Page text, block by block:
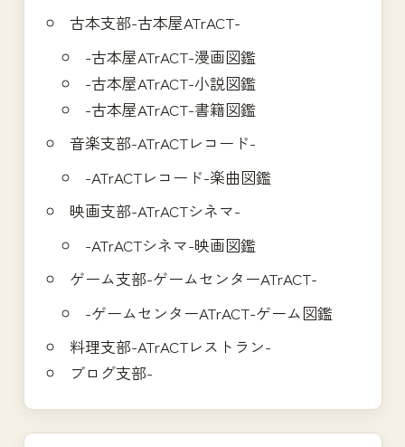
古本支部-古本屋ATrACT-
-古本屋ATrACT-漫画図鑑
-古本屋ATrACT-小説図鑑
-古本屋ATrACT-書籍図鑑
音楽支部-ATrACTレコード-
-ATrACTレコード-楽曲図鑑
映画支部-ATrACTシネマ-
-ATrACTシネマ-映画図鑑
ゲーム支部-ゲームセンターATrACT-
-ゲームセンターATrACT-ゲーム図鑑
料理支部-ATrACTレストラン-
ブログ支部-